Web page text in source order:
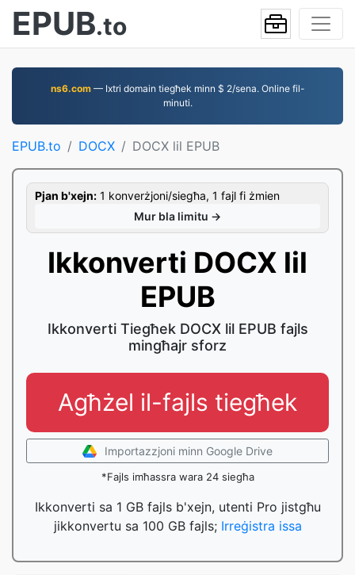
EPUB.to
ns6.com— Ixtri domain tiegħek minn $ 2/sena. Online fil-
minuti.
EPUB.to DOCX DOCX lil EPUB
Pjan b'xejn: 1 konverżjoni/siegħa, 1 fajl fi żmien
Mur bla limitu →
Ikkonverti DOCX lil
EPUB
Ikkonverti Tiegħek DOCX lil EPUB fajls
mingħajr sforz
Agħżel il-fajls tiegħek
Importazzjoni minn Google Drive
*Fajls imħassra wara 24 siegħa
Ikkonverti sa 1 GB fajls b'xejn, utenti Pro jistgħu
jikkonvertu sa 100 GB fajls; Irreġistra issa